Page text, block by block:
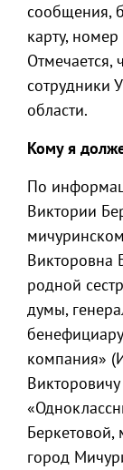
сообщения,
карту,
Отмечается,
сотрудники
области.
Кому я
По
Виктории
Викторовна
родной
думы,
компания»
Беркетовой,
город